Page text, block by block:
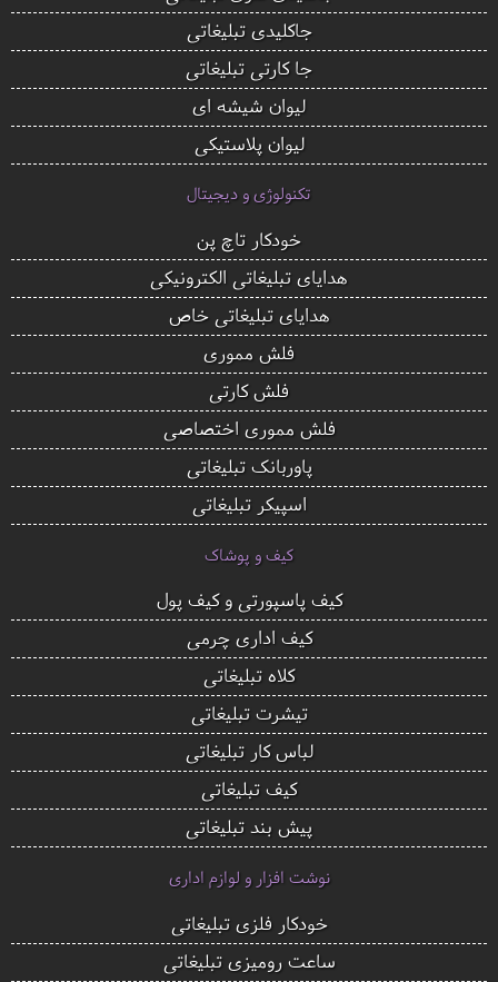
جاکلیدی تبلیغاتی
جا کارتی تبلیغاتی
لیوان شیشه ای
لیوان پلاستیکی
تکنولوژی و دیجیتال
خودکار تاچ پن
هدایای تبلیغاتی الکترونیکی
هدایای تبلیغاتی خاص
فلش مموری
فلش کارتی
فلش مموری اختصاصی
پاوربانک تبلیغاتی
اسپیکر تبلیغاتی
کیف و پوشاک
کیف پاسپورتی و کیف پول
کیف اداری چرمی
کلاه تبلیغاتی
تیشرت تبلیغاتی
لباس کار تبلیغاتی
کیف تبلیغاتی
پیش بند تبلیغاتی
نوشت افزار و لوازم اداری
خودکار فلزی تبلیغاتی
ساعت رومیزی تبلیغاتی